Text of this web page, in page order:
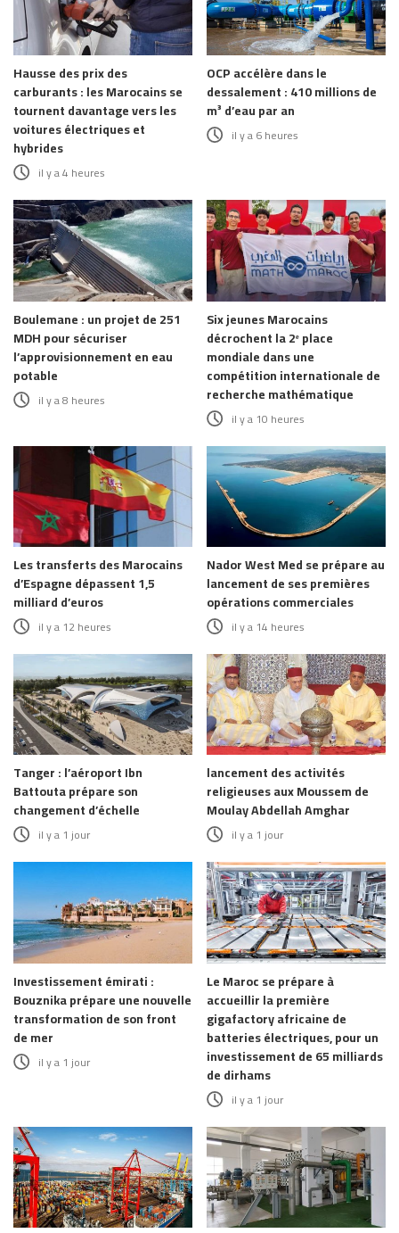
Hausse des prix des
carburants : les Marocains se
tournent davantage vers les
voitures électriques et
hybrides
il y a 4 heures
OCP accélère dans le
dessalement : 410 millions de
m³ d’eau par an
il y a 6 heures
Boulemane : un projet de 251
MDH pour sécuriser
l’approvisionnement en eau
potable
il y a 8 heures
Six jeunes Marocains
décrochent la 2ᵉ place
mondiale dans une
compétition internationale de
recherche mathématique
il y a 10 heures
Les transferts des Marocains
d’Espagne dépassent 1,5
milliard d’euros
il y a 12 heures
Nador West Med se prépare au
lancement de ses premières
opérations commerciales
il y a 14 heures
Tanger : l’aéroport Ibn
Battouta prépare son
changement d’échelle
il y a 1 jour
lancement des activités
religieuses aux Moussem de
Moulay Abdellah Amghar
il y a 1 jour
Investissement émirati :
Bouznika prépare une nouvelle
transformation de son front
de mer
il y a 1 jour
Le Maroc se prépare à
accueillir la première
gigafactory africaine de
batteries électriques, pour un
investissement de 65 milliards
de dirhams
il y a 1 jour